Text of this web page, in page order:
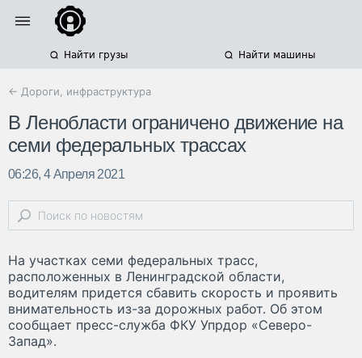
Найти грузы Найти машины
← Дороги, инфраструктура
В Ленобласти ограничено движение на
семи федеральных трассах
06:26, 4 Апреля 2021
На участках семи федеральных трасс,
расположенных в Ленинградской области,
водителям придется сбавить скорость и проявить
внимательность из-за дорожных работ. Об этом
сообщает пресс-служба ФКУ Упрдор «Северо-
Запад».